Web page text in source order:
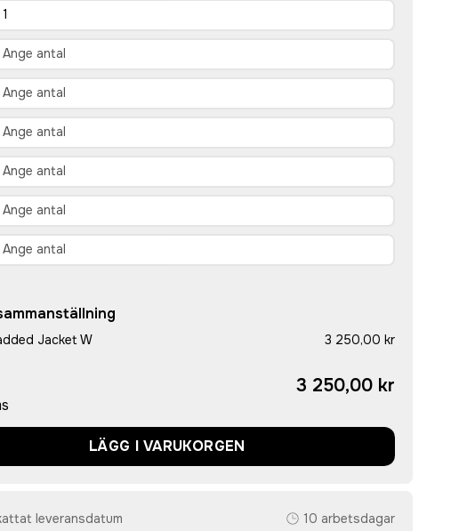
Jacket W 3 250,00 kr
3 250,00 kr
LÄGG I VARUKORGEN
leveransdatum 10 arbetsdagar